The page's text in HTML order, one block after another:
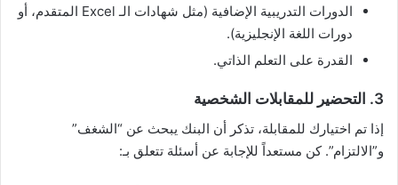
الدورات التدريبية الإضافية (مثل شهادات الـ Excel المتقدم، أو
دورات اللغة الإنجليزية).
القدرة على التعلم الذاتي.
3. التحضير للمقابلات الشخصية
إذا تم اختيارك للمقابلة، تذكر أن البنك يبحث عن “الشغف”
و”الالتزام”. كن مستعداً للإجابة عن أسئلة تتعلق بـ: